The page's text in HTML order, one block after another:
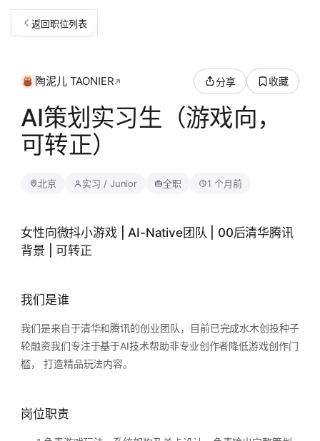
返回职位列表
陶泥儿 TAONIER 分享 收藏
AI策划实习生（游戏向，
可转正）
北京 实习 / Junior 全职 1 个月前
女性向微抖小游戏 | AI-Native团队 | 00后清华腾讯
背景 | 可转正
我们是谁
我们是来自于清华和腾讯的创业团队，目前已完成水木创投种子
轮融资我们专注于基于AI技术帮助非专业创作者降低游戏创作门
槛， 打造精品玩法内容。
岗位职责